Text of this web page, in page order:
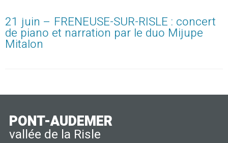
21 juin – FRENEUSE-SUR-RISLE : concert
de piano et narration par le duo Mijupe
Mitalon
PONT-AUDEMER
vallée de la Risle